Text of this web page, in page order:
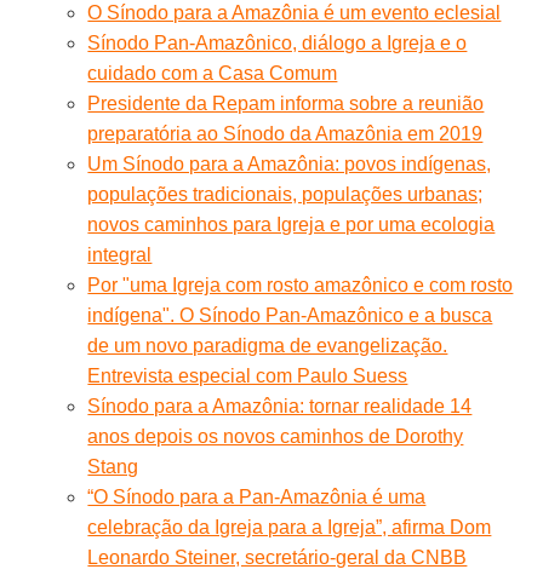
O Sínodo para a Amazônia é um evento eclesial
Sínodo Pan-Amazônico, diálogo a Igreja e o
cuidado com a Casa Comum
Presidente da Repam informa sobre a reunião
preparatória ao Sínodo da Amazônia em 2019
Um Sínodo para a Amazônia: povos indígenas,
populações tradicionais, populações urbanas;
novos caminhos para Igreja e por uma ecologia
integral
Por "uma Igreja com rosto amazônico e com rosto
indígena". O Sínodo Pan-Amazônico e a busca
de um novo paradigma de evangelização.
Entrevista especial com Paulo Suess
Sínodo para a Amazônia: tornar realidade 14
anos depois os novos caminhos de Dorothy
Stang
“O Sínodo para a Pan-Amazônia é uma
celebração da Igreja para a Igreja”, afirma Dom
Leonardo Steiner, secretário-geral da CNBB